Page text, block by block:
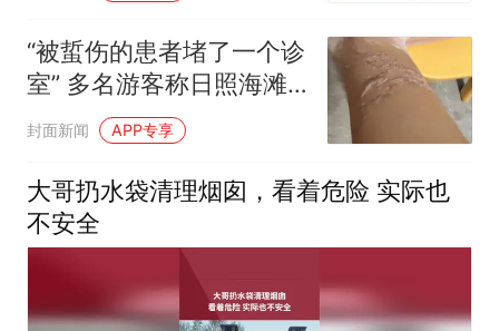
“被蜇伤的患者堵了一个诊
室” 多名游客称日照海滩
海蜇蜇人
封面新闻 APP专享
大哥扔水袋清理烟囱，看着危险 实际也
不安全